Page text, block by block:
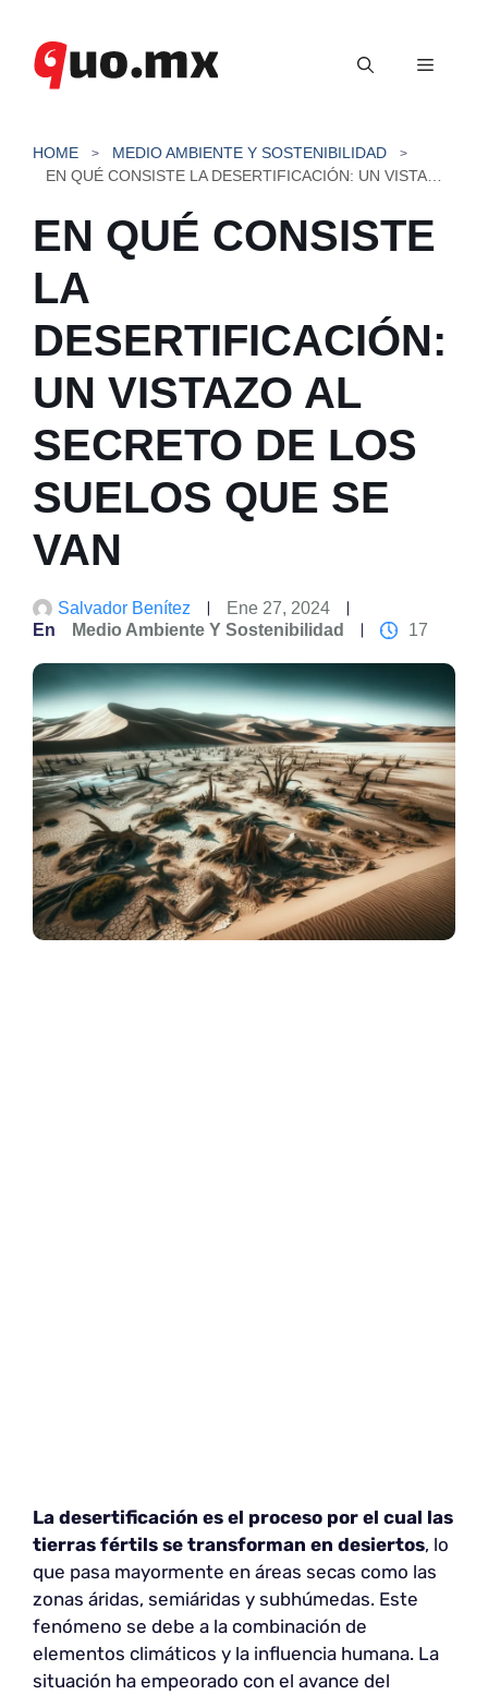
contenido
Menú
HOME
MEDIO AMBIENTE Y SOSTENIBILIDAD
EN QUÉ CONSISTE
LA
DESERTIFICACIÓN:
UN VISTAZO AL
SECRETO DE LOS
SUELOS QUE SE
VAN
Salvador Benítez
Ene 27, 2024
En
Medio Ambiente Y Sostenibilidad 17
La desertificación es el proceso por el cual las
tierras fértils se transforman en desiertos, lo
que pasa mayormente en áreas secas como las
zonas áridas, semiáridas y subhúmedas. Este
fenómeno se debe a la combinación de
elementos climáticos y la influencia humana. La
situación ha empeorado con el avance del